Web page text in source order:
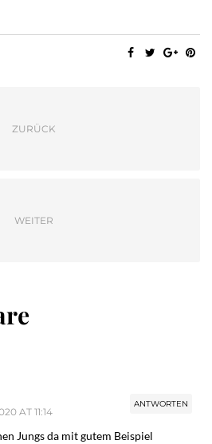
ZURÜCK
WEITER
ANTWORTEN
AT 11:14
Jungs da mit gutem Beispiel